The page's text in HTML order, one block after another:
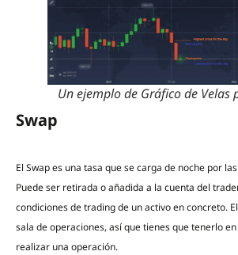
Un ejemplo de Gráfico de Velas
Swap
El Swap es una tasa que se carga de noche por
Puede ser retirada o añadida a la cuenta del
condiciones de trading de un activo en concreto.
sala de operaciones, así que tienes que tenerlo
realizar una operación.